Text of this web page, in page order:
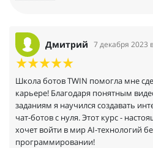
Дмитрий 7 декабря 2023
Школа ботов TWIN помогла мне
карьере! Благодаря понятным
заданиям я научился создавать
чат-ботов с нуля. Этот курс -
хочет войти в мир AI-технологий
программировании!